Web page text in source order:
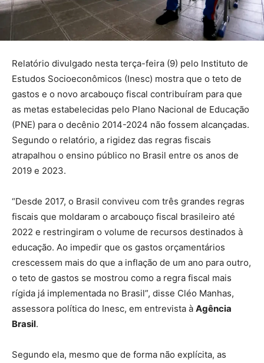
Relatório divulgado nesta terça-feira (9) pelo Instituto de
Estudos Socioeconômicos (Inesc) mostra que o teto de
gastos e o novo arcabouço fiscal contribuíram para que
as metas estabelecidas pelo Plano Nacional de Educação
(PNE) para o decênio 2014-2024 não fossem alcançadas.
Segundo o relatório, a rigidez das regras fiscais
atrapalhou o ensino público no Brasil entre os anos de
2019 e 2023.
“Desde 2017, o Brasil conviveu com três grandes regras
fiscais que moldaram o arcabouço fiscal brasileiro até
2022 e restringiram o volume de recursos destinados à
educação. Ao impedir que os gastos orçamentários
crescessem mais do que a inflação de um ano para outro,
o teto de gastos se mostrou como a regra fiscal mais
rígida já implementada no Brasil”, disse Cléo Manhas,
assessora política do Inesc, em entrevista à Agência
Brasil.
Segundo ela, mesmo que de forma não explícita, as